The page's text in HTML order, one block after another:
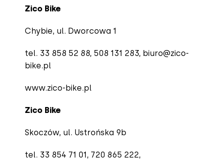
Zico Bike
Chybie, ul. Dworcowa 1
tel. 33 858 52 88, 508 131 283, biuro@zico-
bike.pl
www.zico-bike.pl
Zico Bike
Skoczów, ul. Ustrońska 9b
tel. 33 854 71 01, 720 865 222,